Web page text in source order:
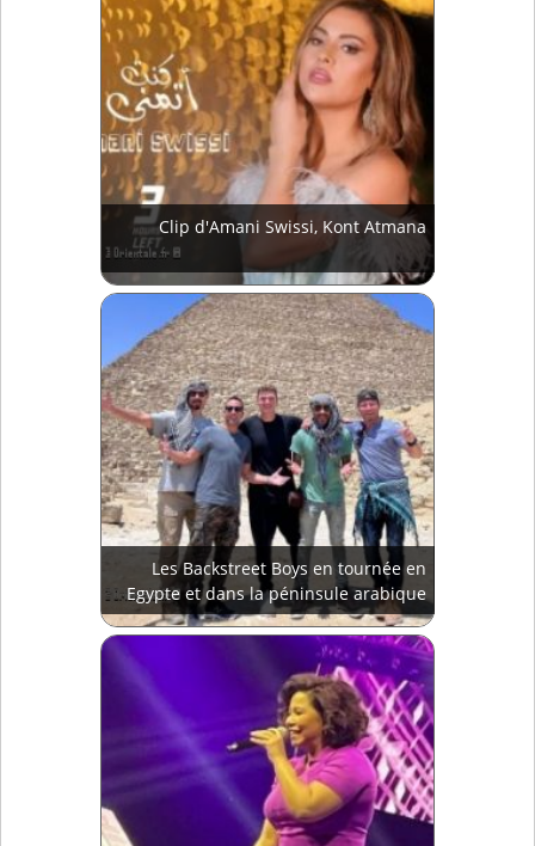
Clip d'Amani Swissi, Kont Atmana
Les Backstreet Boys en tournée en
Egypte et dans la péninsule arabique